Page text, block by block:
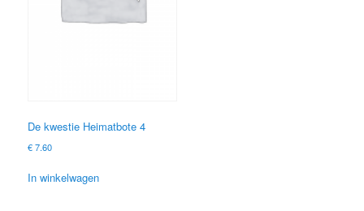
De kwestie Heimatbote 4
€7.60
In winkelwagen